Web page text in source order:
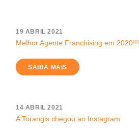
19 ABRIL 2021
Melhor Agente Franchising em 2020!!!
SAIBA MAIS
14 ABRIL 2021
A Torangis chegou ao Instagram